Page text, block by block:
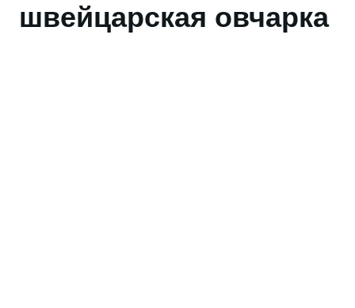
швейцарская овчарка